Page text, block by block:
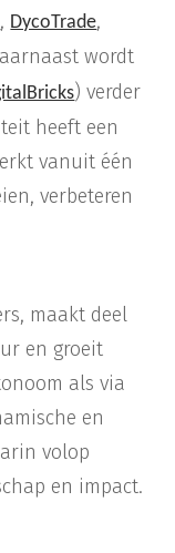
, DycoTrade,
wordt
) verder
heeft een
vanuit één
verbeteren
maakt deel
en groeit
als via
en
volop
en impact.